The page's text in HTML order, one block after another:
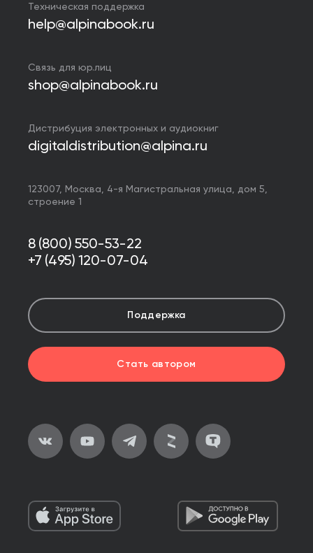
Техническая поддержка
help@alpinabook.ru
Связь для юр.лиц
shop@alpinabook.ru
Дистрибуция электронных и аудиокниг
digitaldistribution@alpina.ru
123007, Москва, 4-я Магистральная улица, дом 5,
строение 1
8 (800) 550-53-22
+7 (495) 120-07-04
Поддержка
Стать автором